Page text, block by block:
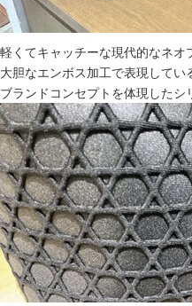
軽くてキャッチーな現代的なネ
大胆なエンボス加工で表現してい
ブランドコンセプトを体現したシ